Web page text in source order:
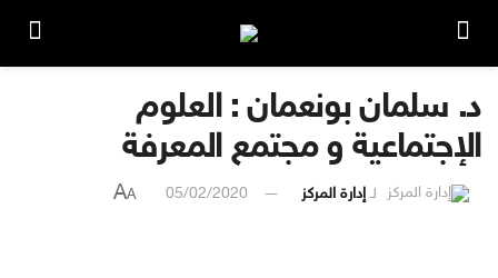
د. سلمان بونعمان : العلوم
الإجتماعية و مجتمع المعرفة
لـ إدارة المركز 05/02/2020
A
A